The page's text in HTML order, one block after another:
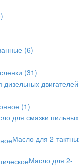
(6)
(31)
двигателей
(1)
для смазки пильных
Масло для 2-
Масло для 2-